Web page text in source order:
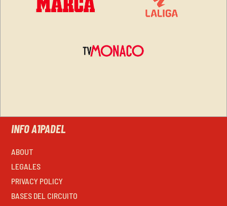
INFO A1PADEL
ABOUT
LEGALES
PRIVACY POLICY
BASES DEL CIRCUITO